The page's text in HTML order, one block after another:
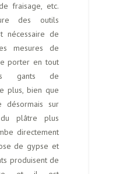
fraisage, etc.
des outils
nécessaire de
mesures de
porter en tout
gants de
plus, bien que
désormais sur
plâtre plus
directement
de gypse et
produisent de